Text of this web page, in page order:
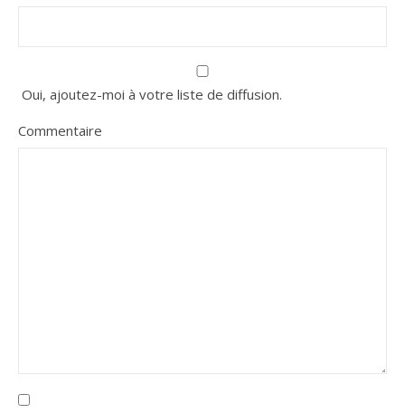
Oui, ajoutez-moi à votre liste de diffusion.
Commentaire